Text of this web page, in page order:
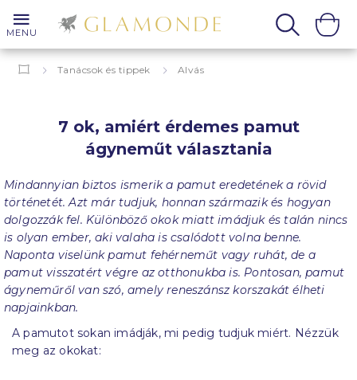
MENU
Tanácsok és tippek Alvás
7 ok, amiért érdemes pamut
ágyneműt választania
Mindannyian biztos ismerik a pamut eredetének a rövid
történetét. Azt már tudjuk, honnan származik és hogyan
dolgozzák fel. Különböző okok miatt imádjuk és talán nincs
is olyan ember, aki valaha is csalódott volna benne.
Naponta viselünk pamut fehérneműt vagy ruhát, de a
pamut visszatért végre az otthonukba is. Pontosan, pamut
ágyneműről van szó, amely reneszánsz korszakát élheti
napjainkban.
A pamutot sokan imádják, mi pedig tudjuk miért. Nézzük
meg az okokat: